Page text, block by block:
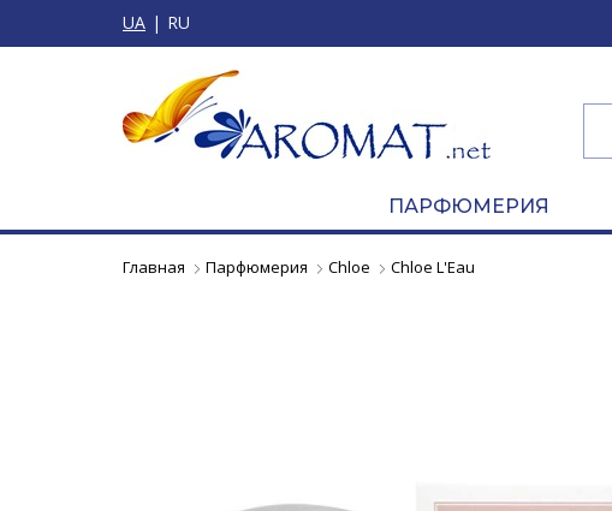
UA RU
ПАРФЮМЕРИЯ
Главная Парфюмерия Chloe Chloe L'Eau